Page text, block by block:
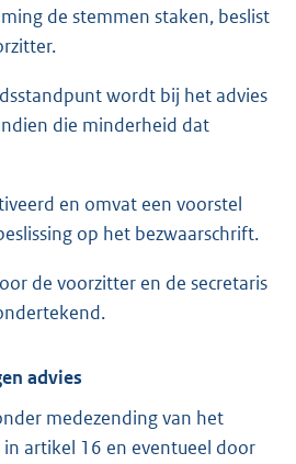
de stemmen staken, beslist
wordt bij het advies
die minderheid dat
en omvat een voorstel
op het bezwaarschrift.
de voorzitter en de secretaris
advies
medezending van het
in artikel 16 en eventueel door